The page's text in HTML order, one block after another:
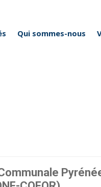
Qui sommes-nous